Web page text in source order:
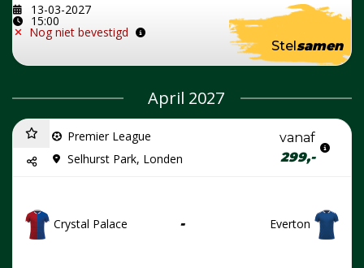
13-03-2027
15:00
Nog niet bevestigd
Stelsamen
April 2027
Premier League
Selhurst Park, Londen
vanaf
299,-
Crystal Palace - Everton